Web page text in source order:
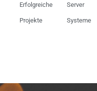
Erfolgreiche
Projekte
Server
Systeme